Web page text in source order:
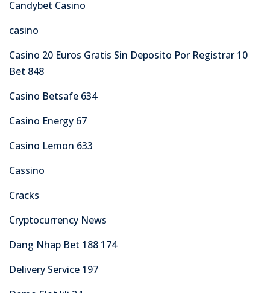
Candybet Casino
casino
Casino 20 Euros Gratis Sin Deposito Por Registrar 10
Bet 848
Casino Betsafe 634
Casino Energy 67
Casino Lemon 633
Cassino
Cracks
Cryptocurrency News
Dang Nhap Bet 188 174
Delivery Service 197